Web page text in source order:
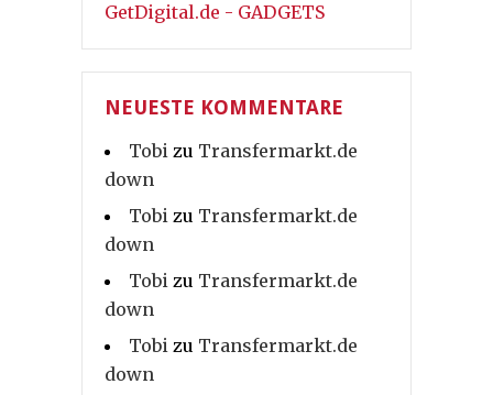
GetDigital.de - GADGETS
NEUESTE KOMMENTARE
Tobi zu Transfermarkt.de
down
Tobi zu Transfermarkt.de
down
Tobi zu Transfermarkt.de
down
Tobi zu Transfermarkt.de
down